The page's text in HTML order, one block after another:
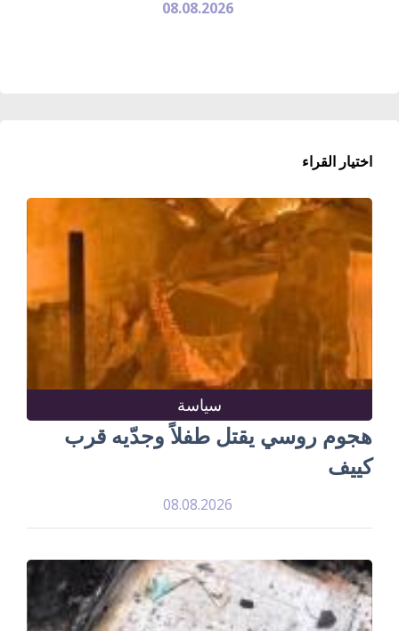
08.08.2026
اختيار القراء
سياسة
هجوم روسي يقتل طفلاً وجدّيه قرب
كييف
08.08.2026